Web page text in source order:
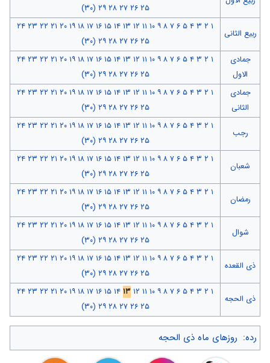
۲۵ ۲۶ ۲۷ ۲۸ ۲۹ (۳۰)
ربیع الثانی
۱ ۲ ۳ ۴ ۵ ۶ ۷ ۸ ۹ ۱۰ ۱۱ ۱۲ ۱۳ ۱۴ ۱۵ ۱۶ ۱۷ ۱۸ ۱۹ ۲۰ ۲۱ ۲۲ ۲۳ ۲۴
۲۵ ۲۶ ۲۷ ۲۸ ۲۹ (۳۰)
جمادی
الاول
۱ ۲ ۳ ۴ ۵ ۶ ۷ ۸ ۹ ۱۰ ۱۱ ۱۲ ۱۳ ۱۴ ۱۵ ۱۶ ۱۷ ۱۸ ۱۹ ۲۰ ۲۱ ۲۲ ۲۳ ۲۴
۲۵ ۲۶ ۲۷ ۲۸ ۲۹ (۳۰)
جمادی
الثانی
۱ ۲ ۳ ۴ ۵ ۶ ۷ ۸ ۹ ۱۰ ۱۱ ۱۲ ۱۳ ۱۴ ۱۵ ۱۶ ۱۷ ۱۸ ۱۹ ۲۰ ۲۱ ۲۲ ۲۳ ۲۴
۲۵ ۲۶ ۲۷ ۲۸ ۲۹ (۳۰)
رجب
۱ ۲ ۳ ۴ ۵ ۶ ۷ ۸ ۹ ۱۰ ۱۱ ۱۲ ۱۳ ۱۴ ۱۵ ۱۶ ۱۷ ۱۸ ۱۹ ۲۰ ۲۱ ۲۲ ۲۳ ۲۴
۲۵ ۲۶ ۲۷ ۲۸ ۲۹ (۳۰)
شعبان
۱ ۲ ۳ ۴ ۵ ۶ ۷ ۸ ۹ ۱۰ ۱۱ ۱۲ ۱۳ ۱۴ ۱۵ ۱۶ ۱۷ ۱۸ ۱۹ ۲۰ ۲۱ ۲۲ ۲۳ ۲۴
۲۵ ۲۶ ۲۷ ۲۸ ۲۹ (۳۰)
رمضان
۱ ۲ ۳ ۴ ۵ ۶ ۷ ۸ ۹ ۱۰ ۱۱ ۱۲ ۱۳ ۱۴ ۱۵ ۱۶ ۱۷ ۱۸ ۱۹ ۲۰ ۲۱ ۲۲ ۲۳ ۲۴
۲۵ ۲۶ ۲۷ ۲۸ ۲۹ (۳۰)
شوال
۱ ۲ ۳ ۴ ۵ ۶ ۷ ۸ ۹ ۱۰ ۱۱ ۱۲ ۱۳ ۱۴ ۱۵ ۱۶ ۱۷ ۱۸ ۱۹ ۲۰ ۲۱ ۲۲ ۲۳ ۲۴
۲۵ ۲۶ ۲۷ ۲۸ ۲۹ (۳۰)
ذی القعده
۱ ۲ ۳ ۴ ۵ ۶ ۷ ۸ ۹ ۱۰ ۱۱ ۱۲ ۱۳ ۱۴ ۱۵ ۱۶ ۱۷ ۱۸ ۱۹ ۲۰ ۲۱ ۲۲ ۲۳ ۲۴
۲۵ ۲۶ ۲۷ ۲۸ ۲۹ (۳۰)
ذی الحجه
۱ ۲ ۳ ۴ ۵ ۶ ۷ ۸ ۹ ۱۰ ۱۱ ۱۲ ۱۳ ۱۴ ۱۵ ۱۶ ۱۷ ۱۸ ۱۹ ۲۰ ۲۱ ۲۲ ۲۳ ۲۴
۲۵ ۲۶ ۲۷ ۲۸ ۲۹ (۳۰)
رده: روزهای ماه ذی الحجه